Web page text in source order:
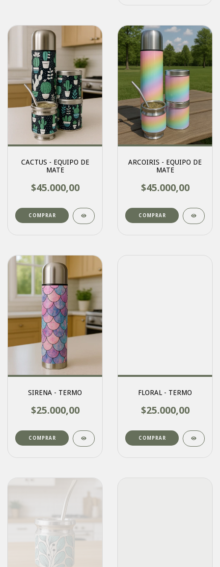
CACTUS - EQUIPO DE
MATE
$45.000,00
ARCOIRIS - EQUIPO DE
MATE
$45.000,00
SIRENA - TERMO
$25.000,00
COMPRAR
FLORAL - TERMO
$25.000,00
COMPRAR